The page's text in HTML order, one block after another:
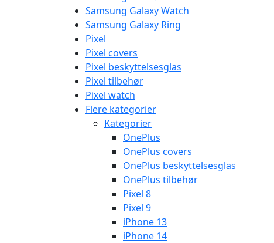
Samsung Galaxy Watch
Samsung Galaxy Ring
Pixel
Pixel covers
Pixel beskyttelsesglas
Pixel tilbehør
Pixel watch
Flere kategorier
Kategorier
OnePlus
OnePlus covers
OnePlus beskyttelsesglas
OnePlus tilbehør
Pixel 8
Pixel 9
iPhone 13
iPhone 14